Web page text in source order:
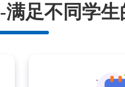
足不同学生